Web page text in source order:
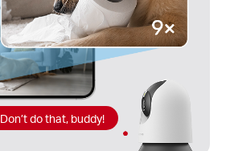
Don’t do that, buddy!